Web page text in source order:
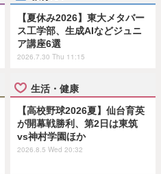
【夏休み2026】東大メタバー
ス工学部、生成AIなどジュニ
ア講座6選
2026.7.30 Thu 11:15
生活・健康
【高校野球2026夏】仙台育英
が開幕戦勝利、第2日は東筑
vs神村学園ほか
2026.8.5 Wed 20:32